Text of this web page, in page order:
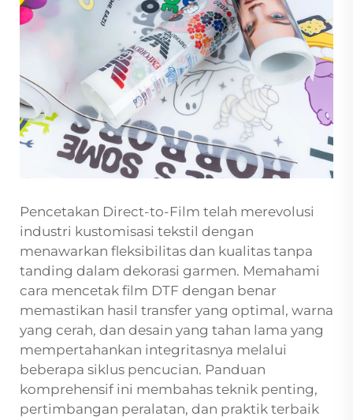
Pencetakan Direct-to-Film telah merevolusi
industri kustomisasi tekstil dengan
menawarkan fleksibilitas dan kualitas tanpa
tanding dalam dekorasi garmen. Memahami
cara mencetak film DTF dengan benar
memastikan hasil transfer yang optimal, warna
yang cerah, dan desain yang tahan lama yang
mempertahankan integritasnya melalui
beberapa siklus pencucian. Panduan
komprehensif ini membahas teknik penting,
pertimbangan peralatan, dan praktik terbaik